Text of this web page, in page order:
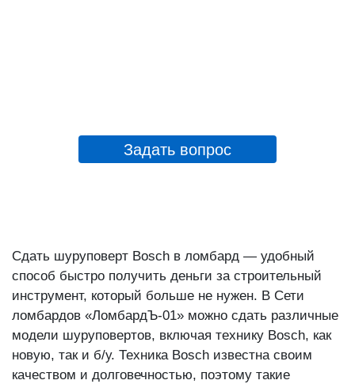
Задать вопрос
Сдать шуруповерт Bosch в ломбард — удобный
способ быстро получить деньги за строительный
инструмент, который больше не нужен. В Сети
ломбардов «ЛомбардЪ-01» можно сдать различные
модели шуруповертов, включая технику Bosch, как
новую, так и б/у. Техника Bosch известна своим
качеством и долговечностью, поэтому такие